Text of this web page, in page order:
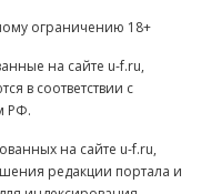
ограничению 18+
на сайте u-f.ru,
в соответствии с
РФ.
на сайте u-f.ru,
редакции портала и